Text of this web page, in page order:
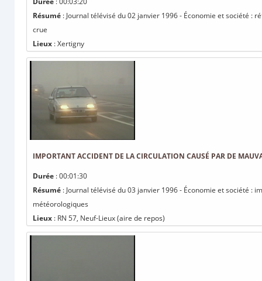
Résumé : Journal télévisé du 02 janvier 1996 - Économie et société
crue
Lieux : Xertigny
IMPORTANT ACCIDENT DE LA CIRCULATION CAUSÉ PAR DE
Durée : 00:01:30
Résumé : Journal télévisé du 03 janvier 1996 - Économie et société :
météorologiques
Lieux : RN 57, Neuf-Lieux (aire de repos)